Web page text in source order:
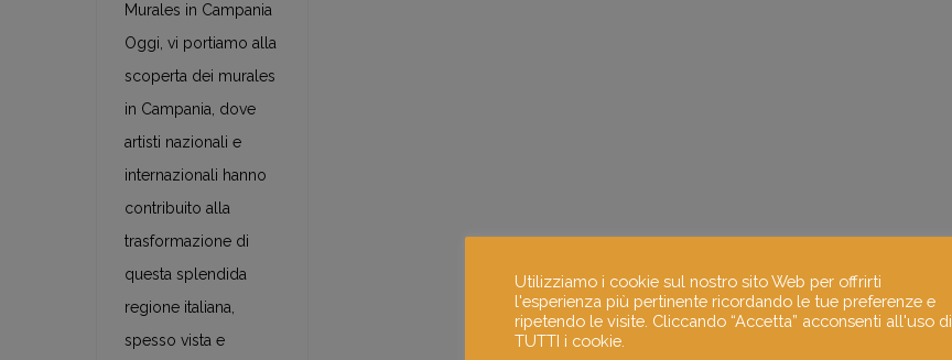
Murales in Campania
Oggi, vi portiamo alla
scoperta dei murales
in Campania, dove
artisti nazionali e
internazionali hanno
contribuito alla
trasformazione di
questa splendida
regione italiana,
spesso vista e
Utilizziamo i cookie sul nostro sito Web per offrirti
l'esperienza più pertinente ricordando le tue preferenze e
ripetendo le visite. Cliccando “Accetta” acconsenti all'uso di
TUTTI i cookie.